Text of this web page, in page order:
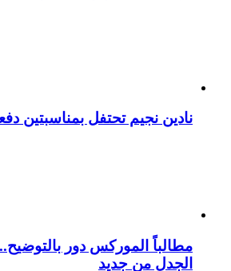
نادين نجيم تحتفل بمناسبتين
مطالباً الموركس دور بالتوضيح..
الجدل من جديد